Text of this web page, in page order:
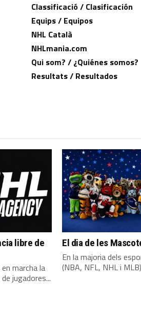
Classificació / Clasificación
Equips / Equipos
NHL Català
NHLmania.com
Qui som? / ¿Quiénes somos?
Resultats / Resultados
libre de
marcha la
jugadores...
El dia de les
En la majoria dels
(NBA, NFL, NHL i